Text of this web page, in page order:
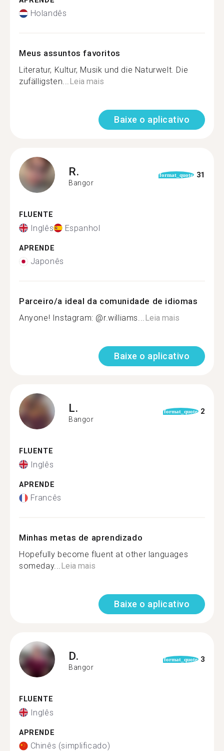
Holandês
Meus assuntos favoritos
Literatur, Kultur, Musik und die Naturwelt. Die
zufälligsten...Leia mais
Baixe o aplicativo
R.
Bangor
format_quote 31
FLUENTE
Inglês Espanhol
APRENDE
Japonês
Parceiro/a ideal da comunidade de idiomas
Anyone! Instagram: @r.williams...Leia mais
Baixe o aplicativo
L.
Bangor
format_quote 2
FLUENTE
Inglês
APRENDE
Francês
Minhas metas de aprendizado
Hopefully become fluent at other languages
someday...Leia mais
Baixe o aplicativo
D.
Bangor
format_quote 3
FLUENTE
Inglês
APRENDE
Chinês (simplificado)